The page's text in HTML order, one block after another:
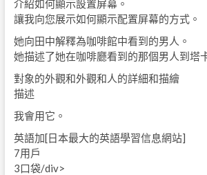
介紹如何顯示設置屏幕。
讓我向您展示如何顯示配置屏幕的方式。
她向田中解釋為咖啡館中看到的男人。
她描述了她在咖啡廳看到的那個男人到塔
對象的外觀和外觀和人的詳細和描繪
描述
我會用它。
英語加[日本最大的英語學習信息網站]
7用戶
3口袋/div>